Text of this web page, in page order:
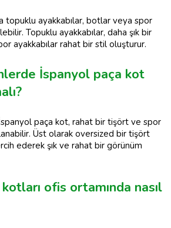
topuklu ayakkabılar, botlar veya spor
Topuklu ayakkabılar, daha şık bir
ayakkabılar rahat bir stil oluşturur.
İspanyol paça kot
paça kot, rahat bir tişört ve spor
Üst olarak oversized bir tişört
ederek şık ve rahat bir görünüm
ofis ortamında nasıl